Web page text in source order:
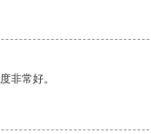
非常好。